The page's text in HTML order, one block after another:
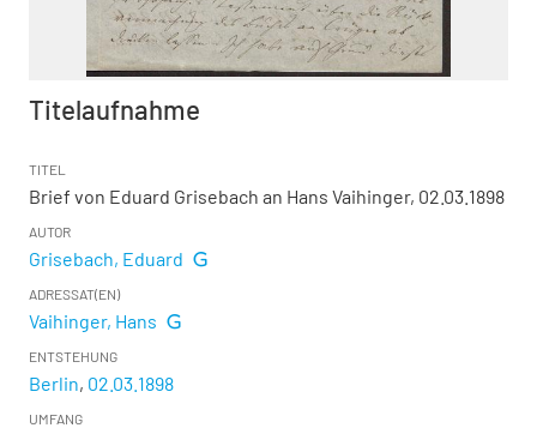
Titelaufnahme
TITEL
Brief von Eduard Grisebach an Hans Vaihinger, 02.03.1898
AUTOR
Grisebach, Eduard
ADRESSAT(EN)
Vaihinger, Hans
ENTSTEHUNG
Berlin, 02.03.1898
UMFANG